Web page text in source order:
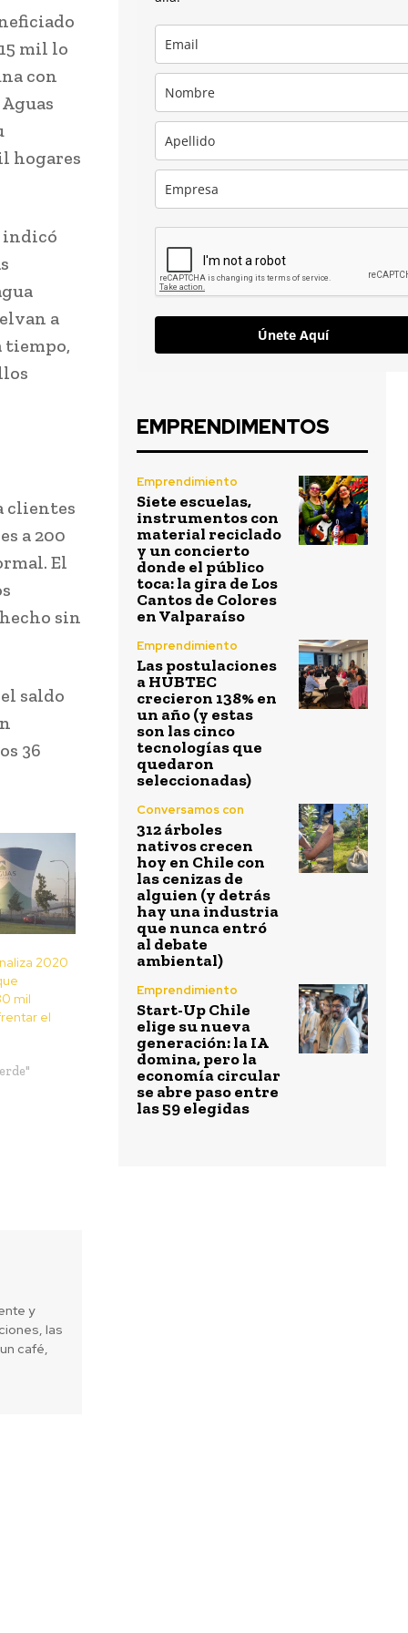
mil lo
con
hogares
indicó
a
tiempo,
clientes
a 200
El
sin
saldo
36
2020
mil
el
y
las
café,
Únete Aquí
EMPRENDIMENTOS
Emprendimiento
Siete escuelas,
instrumentos con
material reciclado
y un concierto
donde el público
toca: la gira de Los
Cantos de Colores
en Valparaíso
Emprendimiento
Las postulaciones
a HUBTEC
crecieron 138% en
un año (y estas
son las cinco
tecnologías que
quedaron
seleccionadas)
Conversamos con
312 árboles
nativos crecen
hoy en Chile con
las cenizas de
alguien (y detrás
hay una industria
que nunca entró
al debate
ambiental)
Emprendimiento
Start-Up Chile
elige su nueva
generación: la IA
domina, pero la
economía circular
se abre paso entre
las 59 elegidas